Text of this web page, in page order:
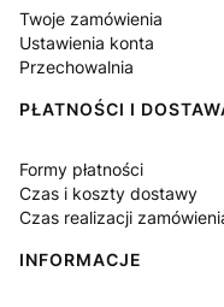
Twoje zamówienia
Ustawienia konta
Przechowalnia
PŁATNOŚCI I
Formy płatności
Czas i koszty dostawy
Czas realizacji
INFORMACJE